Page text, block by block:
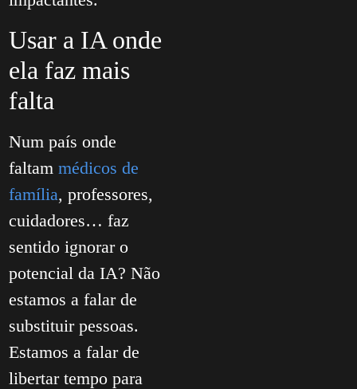
Usar a IA onde
ela faz mais
falta
Num país onde
faltam médicos de
família, professores,
cuidadores… faz
sentido ignorar o
potencial da IA? Não
estamos a falar de
substituir pessoas.
Estamos a falar de
libertar tempo para